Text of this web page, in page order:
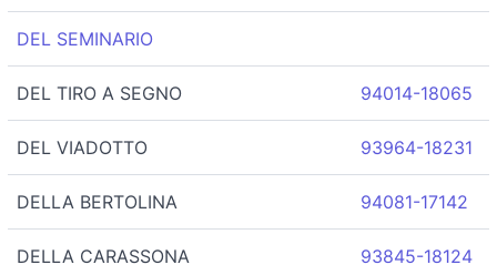
DEL SEMINARIO
DEL TIRO A SEGNO 94014-18065
DEL VIADOTTO 93964-18231
DELLA BERTOLINA 94081-17142
DELLA CARASSONA 93845-18124